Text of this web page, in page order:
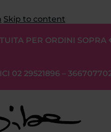
Skip to content
PER ORDINI SOPRA
02 29521896 –